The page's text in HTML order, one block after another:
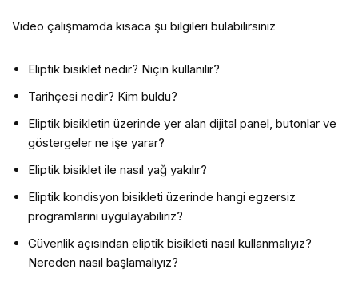
Video çalışmamda kısaca şu bilgileri bulabilirsiniz
Eliptik bisiklet nedir? Niçin kullanılır?
Tarihçesi nedir? Kim buldu?
Eliptik bisikletin üzerinde yer alan dijital panel, butonlar ve
göstergeler ne işe yarar?
Eliptik bisiklet ile nasıl yağ yakılır?
Eliptik kondisyon bisikleti üzerinde hangi egzersiz
programlarını uygulayabiliriz?
Güvenlik açısından eliptik bisikleti nasıl kullanmalıyız?
Nereden nasıl başlamalıyız?